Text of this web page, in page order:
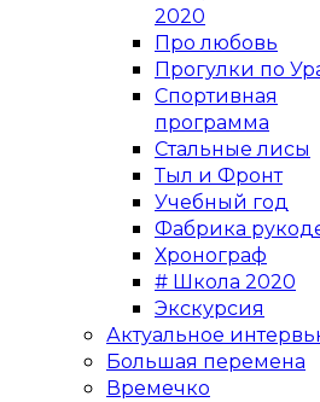
2020
Про любовь
Прогулки по
Спортивная
программа
Стальные лисы
Тыл и Фронт
Учебный год
Фабрика
Хронограф
# Школа 2020
Экскурсия
Актуальное
Большая перемена
Времечко